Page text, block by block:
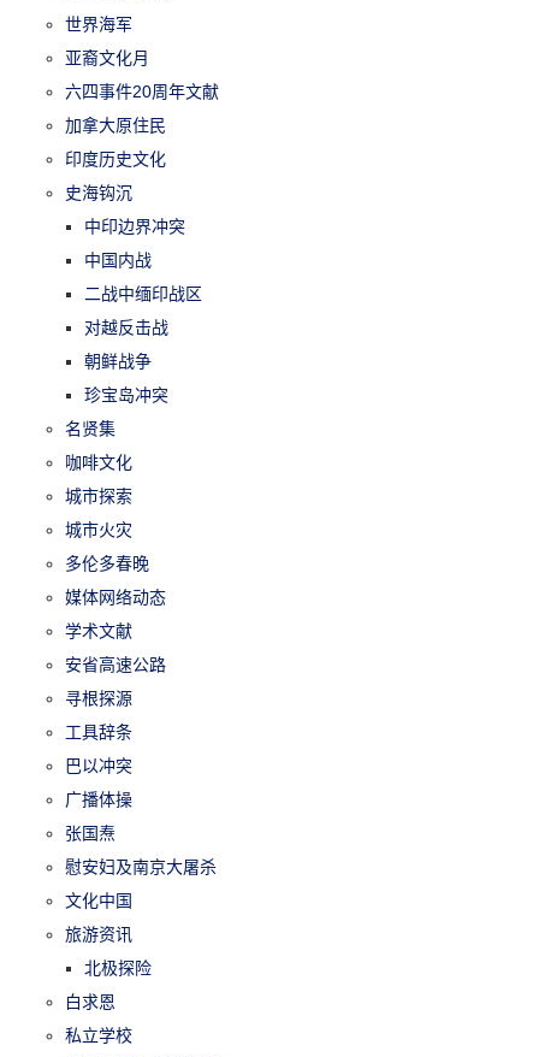
世界海军
亚裔文化月
六四事件20周年文献
加拿大原住民
印度历史文化
史海钩沉
中印边界冲突
中国内战
二战中缅印战区
对越反击战
朝鲜战争
珍宝岛冲突
名贤集
咖啡文化
城市探索
城市火灾
多伦多春晚
媒体网络动态
学术文献
安省高速公路
寻根探源
工具辞条
巴以冲突
广播体操
张国焘
慰安妇及南京大屠杀
文化中国
旅游资讯
北极探险
白求恩
私立学校